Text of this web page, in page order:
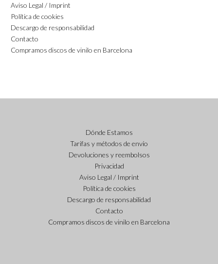
Aviso Legal / Imprint
Política de cookies
Descargo de responsabilidad
Contacto
Compramos discos de vinilo en Barcelona
Dónde Estamos
Tarifas y métodos de envío
Devoluciones y reembolsos
Privacidad
Aviso Legal / Imprint
Política de cookies
Descargo de responsabilidad
Contacto
Compramos discos de vinilo en Barcelona